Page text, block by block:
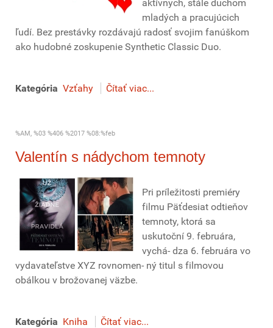
aktívnych, stále duchom
mladých a pracujúcich
ľudí. Bez prestávky rozdávajú radosť svojim fanúškom
ako hudobné zoskupenie Synthetic Classic Duo.
Kategória Vzťahy Čítať viac...
%AM, %03 %406 %2017 %08:%feb
Valentín s nádychom temnoty
Pri príležitosti premiéry
filmu Päťdesiat odtieňov
temnoty, ktorá sa
uskutoční 9. februára,
vychá- dza 6. februára vo
vydavateľstve XYZ rovnomen- ný titul s filmovou
obálkou v brožovanej väzbe.
Kategória Kniha Čítať viac...